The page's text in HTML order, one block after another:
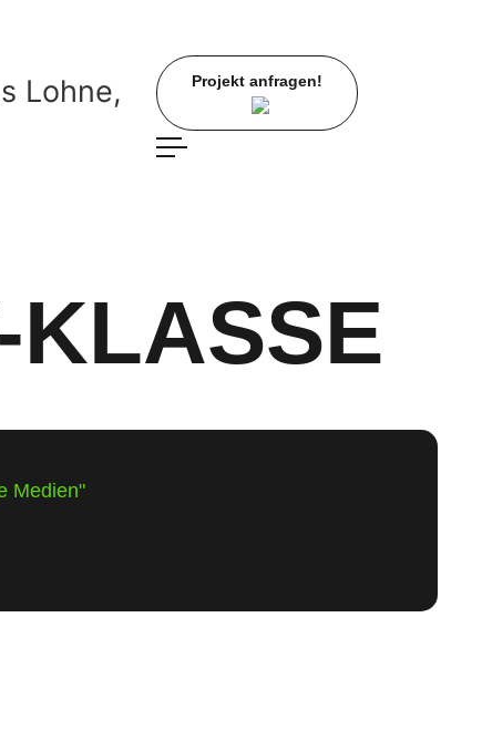
Projekt anfragen!
KLASSE
Medien"